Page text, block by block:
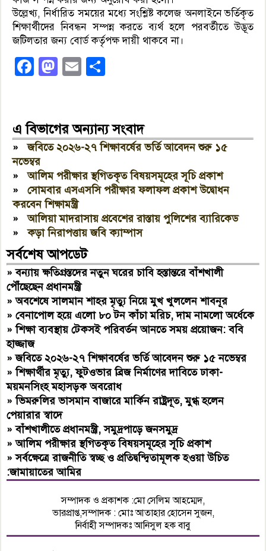
উল্লেখ্য, নির্ধারিত সময়ের মধ্যে সংশ্লিষ্ট কলেজ অনলাইনে ভর্তিকৃত
শিক্ষার্থীদের নিবন্ধন সম্পন্ন করতে ব্যর্থ হলে পরবর্তীতে উদ্ভূত
জটিলতার জন্য বোর্ড কর্তৃপক্ষ দায়ী থাকবে না।
Facebook
Mastodon
Email
এ বিভাগের অন্যান্য সংবাদ
»জবিতে ২০২৬-২৭ শিক্ষাবর্ষের ভর্তি আবেদন শুরু ১৫
নভেম্বর
»আলিম পরীক্ষার স্থগিতকৃত বিষয়সমূহের সূচি প্রকাশ
»সোমবার এসএসসি পরীক্ষার ফলাফল প্রকাশ উদ্বোধন
করবেন শিক্ষামন্ত্রী
»আলিয়া মাদরাসায় প্রবেশের রাস্তায় পুলিশের ব্যারিকেড
»কড়া নিরাপত্তায় জবি ক্যাম্পাস
সর্বশেষ আপডেট
»বন্যায় ক্ষতিগ্রস্তদের নতুন ঘরের চাবি হস্তান্তরে বাঁশখালী
পৌঁছেছেন প্রধানমন্ত্রী
»অবশেষে সালমান শাহর মৃত্যু নিয়ে মুখ খুললেন শাবনূর
»বেনাপোল হয়ে এলো ৮০ টন কাঁচা মরিচ, দাম নামলো অর্ধেকে
»শিক্ষা ব্যবস্থায় টেকসই পরিবর্তন আনতে সময় প্রয়োজন: ববি
হাজ্জাজ
»জবিতে ২০২৬-২৭ শিক্ষাবর্ষের ভর্তি আবেদন শুরু ১৫ নভেম্বর
»শিক্ষার্থীর মৃত্যু, ফুটওভার ব্রিজ নির্মাণের দাবিতে ঢাকা-
ময়মনসিংহ মহাসড়ক অবরোধ
»ভিমরুলির ভাসমান বাজারে মার্কিন রাষ্ট্রদূত, মুগ্ধ হলেন
পেয়ারার স্বাদে
»বাঁশখালীতে প্রধানমন্ত্রী, সমুদ্রপাড়ে জনসমুদ্র
»আলিম পরীক্ষার স্থগিতকৃত বিষয়সমূহের সূচি প্রকাশ
»সর্বক্ষেত্রে রাজনীতি স্বচ্ছ ও প্রতিদ্বন্দ্বিতামূলক হওয়া উচিত
:জামায়াতের আমির
সম্পাদক ও প্রকাশক :মো সেলিম আহম্মেদ,
ভারপ্রাপ্ত,সম্পাদক : মোঃ আতাহার হোসেন সুজন,
নির্বাহী সম্পাদকঃ আনিসুল হক বাবু